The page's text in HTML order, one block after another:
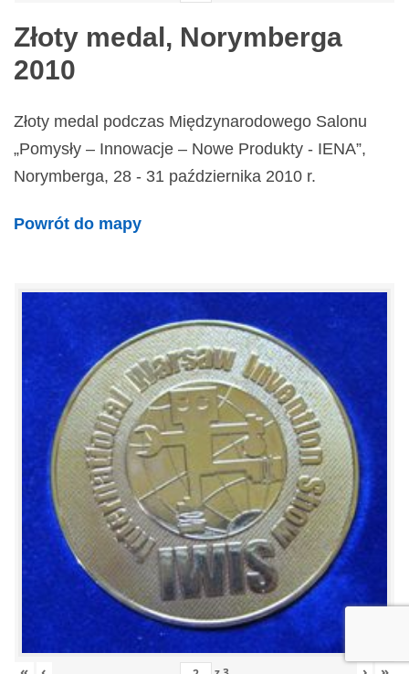
Złoty medal, Norymberga
2010
Złoty medal podczas Międzynarodowego Salonu
„Pomysły – Innowacje – Nowe Produkty - IENA”,
Norymberga, 28 - 31 października 2010 r.
Powrót do mapy